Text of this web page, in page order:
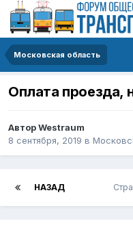
Московская область
Оплата проезда,
АвторWestraum
8 сентября, 2019 в
НАЗАД